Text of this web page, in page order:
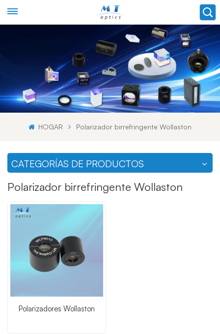
HOGAR Polarizador birrefringente Wollaston
CATEGORÍAS DE PRODUCTOS
Polarizador birrefringente Wollaston
Polarizadores Wollaston